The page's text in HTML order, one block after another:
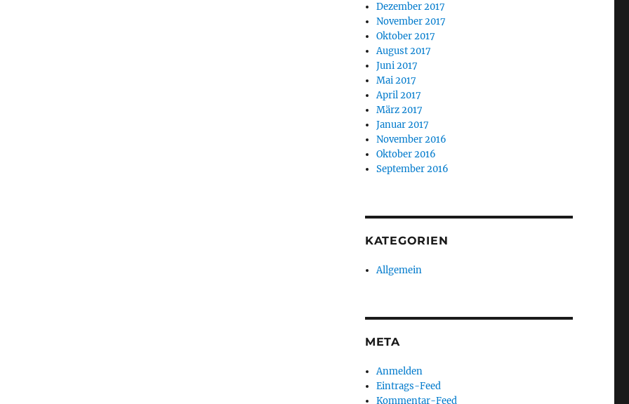
Dezember 2017
November 2017
Oktober 2017
August 2017
Juni 2017
Mai 2017
April 2017
März 2017
Januar 2017
November 2016
Oktober 2016
September 2016
KATEGORIEN
Allgemein
META
Anmelden
Eintrags-Feed
Kommentar-Feed